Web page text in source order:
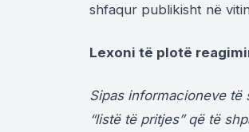
shfaqur publikisht në
Lexoni të plotë
Sipas informacioneve të
“listë të pritjes” që të